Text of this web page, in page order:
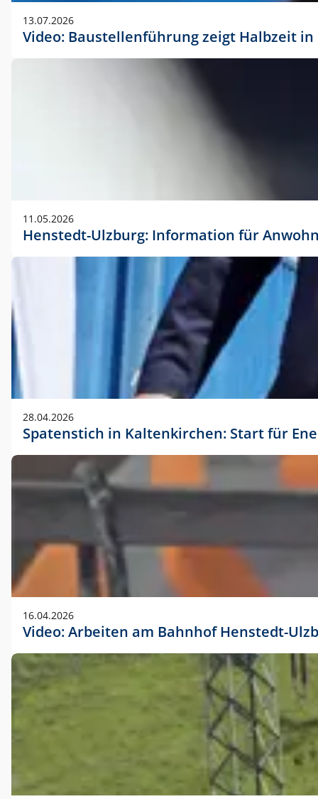
13.07.2026
Video: Baustellenführung zeigt Halbzeit
11.05.2026
Henstedt-Ulzburg: Information für
28.04.2026
Spatenstich in Kaltenkirchen: Start für
16.04.2026
Video: Arbeiten am Bahnhof Henstedt-